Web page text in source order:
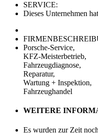
SERVICE:
Dieses Unternehmen
Porsche-Service,
KFZ-Meisterbetrieb,
Fahrzeugdiagnose,
Reparatur,
Wartung + Inspektion,
Fahrzeughandel
WEITERE
Es wurden zur Zeit